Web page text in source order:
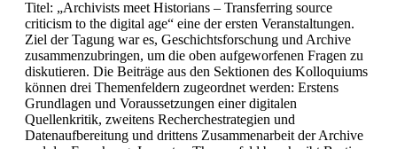
Titel: „Archivists meet Historians – Transferring source
criticism to the digital age“ eine der ersten Veranstaltungen.
Ziel der Tagung war es, Geschichtsforschung und Archive
zusammenzubringen, um die oben aufgeworfenen Fragen zu
diskutieren. Die Beiträge aus den Sektionen des Kolloquiums
können drei Themenfeldern zugeordnet werden: Erstens
Grundlagen und Voraussetzungen einer digitalen
Quellenkritik, zweitens Recherchestrategien und
Datenaufbereitung und drittens Zusammenarbeit der Archive